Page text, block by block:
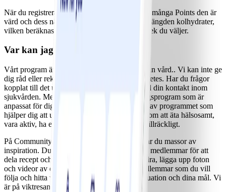
När du registrerar mat i WW-appen ser du hur många Points den är
värd och dess näringsinformation, däribland mängden kolhydrater,
vilken beräknas beroende på den portionsstorlek du väljer.
Var kan jag få stöd?
Vårt program är inte någon ersättning för annan vård.. Vi kan inte ge
dig råd eller rekommendationer kring din diabetes. Har du frågor
kopplat till det uppmuntrar vi dig att prata med din kontakt inom
sjukvården. Men vi erbjuder ett viktminskningsprogram som är
anpassat för dig. Du tar del av alla olika delar av programmet som
hjälper dig att uppnå varaktiga förändringar, som att äta hälsosamt,
vara aktiv, ha en positiv inställning och sova tillräckligt.
På Community, vårt eget sociala nätverk, hittar du massor av
inspiration. Du kan delta i grupper med andra medlemmar för att
dela recept och träningsvideor, heja på varandra, lägga upp foton
och videor av dina milstolpar, följa andra medlemmar som du vill
följa och hitta vänner som förstår både din situation och dina mål. Vi
är på viktresan tillsammans!